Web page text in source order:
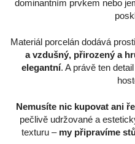
dominantním prvkem nebo
Materiál porcelán dodává
a vzdušný, přirozený a
elegantní. A právě ten
Nemusíte nic kupovat ani
pečlivě udržované a
texturu – my připravíme